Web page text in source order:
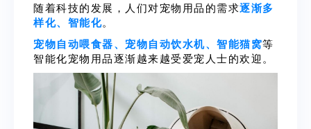
随着科技的发展，人们对宠物用品的需求逐渐多
样化、智能化。
宠物自动喂食器、宠物自动饮水机、智能猫窝等
智能化宠物用品逐渐越来越受爱宠人士的欢迎。